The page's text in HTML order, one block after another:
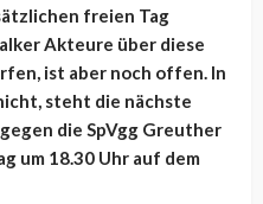
freien Tag
Akteure über diese
ist aber noch offen. In
steht die nächste
die SpVgg Greuther
um 18.30 Uhr auf dem